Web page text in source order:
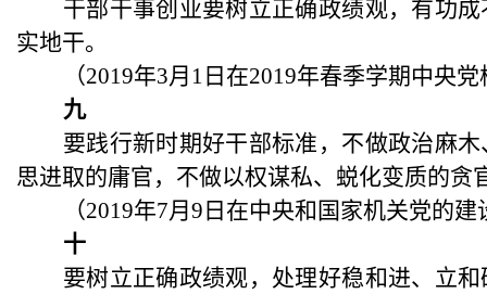
干部干事创业要树立正确政绩观，有功
实地干。
（2019年3月1日在2019年春季学期中央
九
要践行新时期好干部标准，不做政治麻
思进取的庸官，不做以权谋私、蜕化变质的贪
（2019年7月9日在中央和国家机关党的
十
要树立正确政绩观，处理好稳和进、立